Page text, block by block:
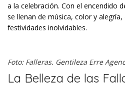
a la celebración. Con el encendido
se llenan de música, color y
festividades inolvidables.
Foto: Falleras. Gentileza Erre
La Belleza de las